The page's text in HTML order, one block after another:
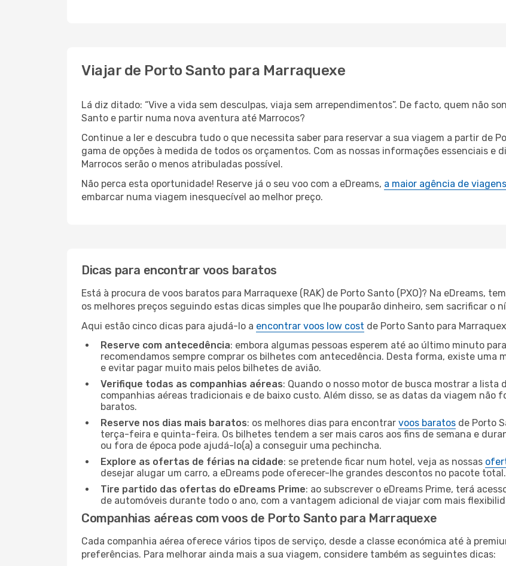
Viajar de Porto Santo para Marraquexe
Lá diz ditado: “Vive a vida sem desculpas, viaja sem arrependimentos”. De facto, quem não
Santo e partir numa nova aventura até Marrocos?
Continue a ler e descubra tudo o que necessita saber para reservar a sua viagem a partir de
gama de opções à medida de todos os orçamentos. Com as nossas informações essenciais e
Marrocos serão o menos atribuladas possível.
Não perca esta oportunidade! Reserve já o seu voo com a eDreams, a maior agência de
embarcar numa viagem inesquecível ao melhor preço.
Dicas para encontrar voos baratos
Está à procura de voos baratos para Marraquexe (RAK) de Porto Santo (PXO)? Na eDreams,
os melhores preços seguindo estas dicas simples que lhe pouparão dinheiro, sem sacrificar o
Aqui estão cinco dicas para ajudá-lo a encontrar voos low cost de Porto Santo para
Reserve com antecedência: embora algumas pessoas esperem até ao último minuto
recomendamos sempre comprar os bilhetes com antecedência. Desta forma, existe uma
e evitar pagar muito mais pelos bilhetes de avião.
Verifique todas as companhias aéreas: Quando o nosso motor de busca mostrar a
companhias aéreas tradicionais e de baixo custo. Além disso, se as datas da viagem não
baratos.
Reserve nos dias mais baratos: os melhores dias para encontrar voos baratos de Porto
terça-feira e quinta-feira. Os bilhetes tendem a ser mais caros aos fins de semana e
ou fora de época pode ajudá-lo(a) a conseguir uma pechincha.
Explore as ofertas de férias na cidade: se pretende ficar num hotel, veja as nossas
desejar alugar um carro, a eDreams pode oferecer-lhe grandes descontos no pacote total.
Tire partido das ofertas do eDreams Prime: ao subscrever o eDreams Prime, terá
de automóveis durante todo o ano, com a vantagem adicional de viajar com mais
Companhias aéreas com voos de Porto Santo para Marraquexe
Cada companhia aérea oferece vários tipos de serviço, desde a classe económica até à
preferências. Para melhorar ainda mais a sua viagem, considere também as seguintes dicas: